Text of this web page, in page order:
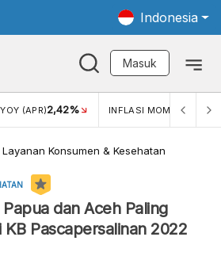
Indonesia
Masuk
(APR)2,42% INFLASI MOM (MAR)
Layanan Konsumen & Kesehatan
dan Aceh Paling
Pascapersalinan 2022